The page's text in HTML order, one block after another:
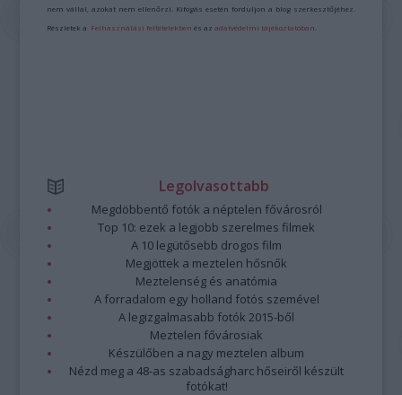
nem vállal, azokat nem ellenőrzi. Kifogás esetén forduljon a blog szerkesztőjéhez.
Részletek a Felhasználási feltételekben és azadatvédelmi tájékoztatóban
Legolvasottabb
Megdöbbentő fotók a néptelen fővárosról
Top 10: ezek a legjobb szerelmes filmek
A 10 legütősebb drogos film
Megjöttek a meztelen hősnők
Meztelenség és anatómia
A forradalom egy holland fotós szemével
A legizgalmasabb fotók 2015-ből
Meztelen fővárosiak
Készülőben a nagy meztelen album
Nézd meg a 48-as szabadságharc hőseiről készült
fotókat!